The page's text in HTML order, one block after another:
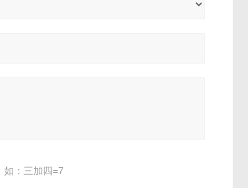
如：三加四=7